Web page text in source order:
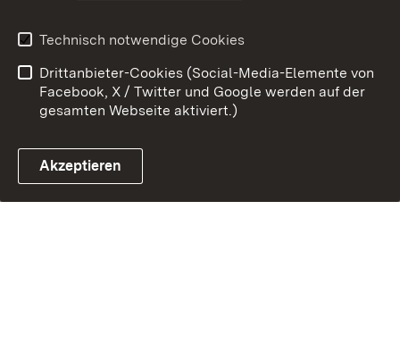
Technisch notwendige Cookies
Drittanbieter-Cookies (Social-Media-Elemente von
Facebook, X / Twitter und Google werden auf der
gesamten Webseite aktiviert.)
Akzeptieren